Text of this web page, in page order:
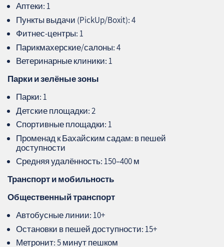
Аптеки: 1
Пункты выдачи (PickUp/Boxit): 4
Фитнес‑центры: 1
Парикмахерские/салоны: 4
Ветеринарные клиники: 1
Парки и зелёные зоны
Парки: 1
Детские площадки: 2
Спортивные площадки: 1
Променад к Бахайским садам: в пешей
доступности
Средняя удалённость: 150–400 м
Транспорт и мобильность
Общественный транспорт
Автобусные линии: 10+
Остановки в пешей доступности: 15+
Метронит: 5 минут пешком